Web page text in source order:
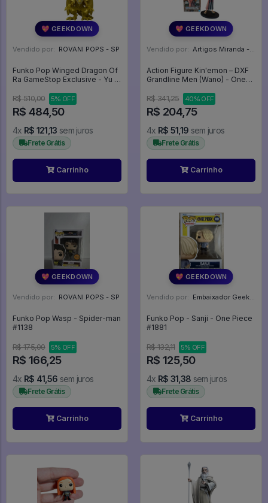
💖 GEEKDOWN
Vendido por: ROVANI POPS - SP
Funko Pop Winged Dragon Of
Ra GameStop Exclusive - Yu Gi
R$ 510,00
5% OFF
R$ 484,50
4x R$ 121,13 sem juros
Frete Grátis
Carrinho
💖 GEEKDOWN
Vendido por: Artigos Miranda - RJ
Action Figure Kin'emon – DXF
Grandline Men (Wano) - One
R$ 341,25
40% OFF
R$ 204,75
4x R$ 51,19 sem juros
Frete Grátis
Carrinho
💖 GEEKDOWN
Vendido por: ROVANI POPS - SP
Funko Pop Wasp - Spider-man
#1138
R$ 175,00 5% OFF
R$ 166,25
4x R$ 41,56 sem juros
Frete Grátis
Carrinho
💖 GEEKDOWN
Vendido por: Embaixador Geek - SP
Funko Pop - Sanji - One Piece
#1881
R$ 132,11 5% OFF
R$ 125,50
4x R$ 31,38 sem juros
Frete Grátis
Carrinho